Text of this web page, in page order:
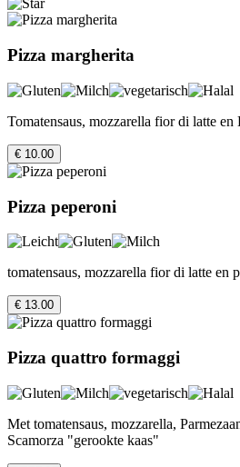
Pizza margherita
Tomatensaus, mozzarella fior di latte en
€ 10.00
Pizza peperoni
tomatensaus, mozzarella fior di latte en
€ 13.00
Pizza quattro formaggi
Met tomatensaus, mozzarella,
Scamorza "gerookte kaas"